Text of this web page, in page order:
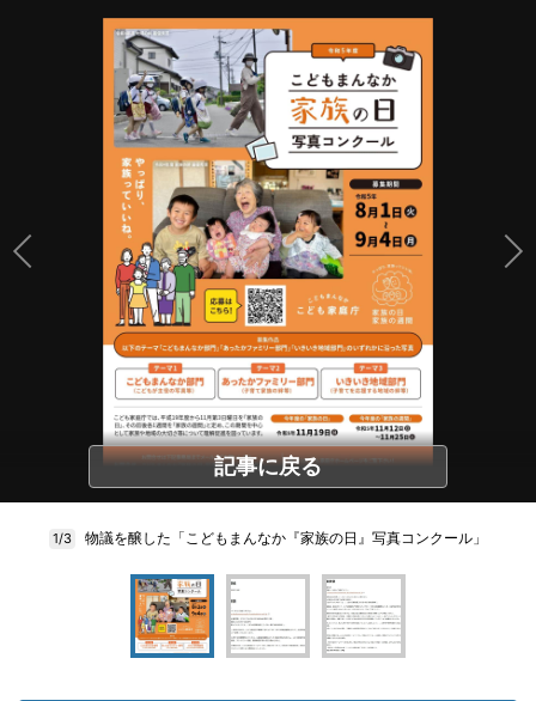
記事に戻る
1/3 物議を醸した「こどもまんなか『家族の日』写真コンクール」